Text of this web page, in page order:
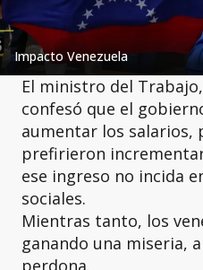
Impacto Venezuela
El ministro del
confesó que el
aumentar los salarios,
prefirieron
ese ingreso no incida
sociales.
Mientras tanto, los
ganando una miseria,